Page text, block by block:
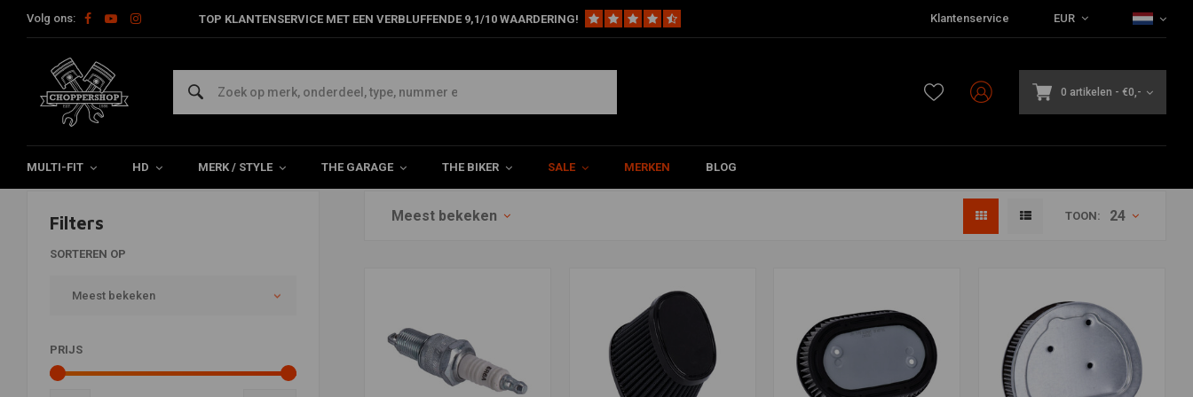
Volg ons: TOP KLANTENSERVICE MET EEN VERBLUFFENDE 9,1/10 WAARDERING! Klantenservice EUR
0 artikelen - €0,-
MULTI-FIT HD MERK / STYLE THE GARAGE THE BIKER SALE MERKEN BLOG
OEM
Home Merken OEM
Filters
SORTEREN OP
Meest bekeken
PRIJS
Meest bekeken TOON: 24